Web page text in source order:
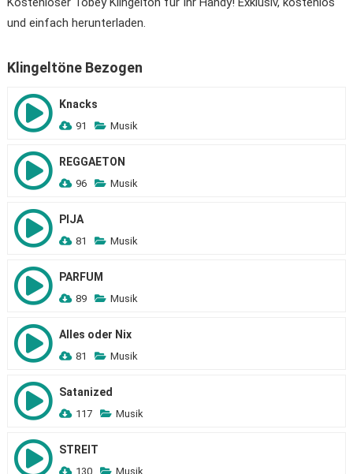
und einfach herunterladen.
Klingeltöne Bezogen
Knacks
91 Musik
REGGAETON
96 Musik
PIJA
81 Musik
PARFUM
89 Musik
Alles oder Nix
81 Musik
Satanized
117 Musik
STREIT
130 Musik